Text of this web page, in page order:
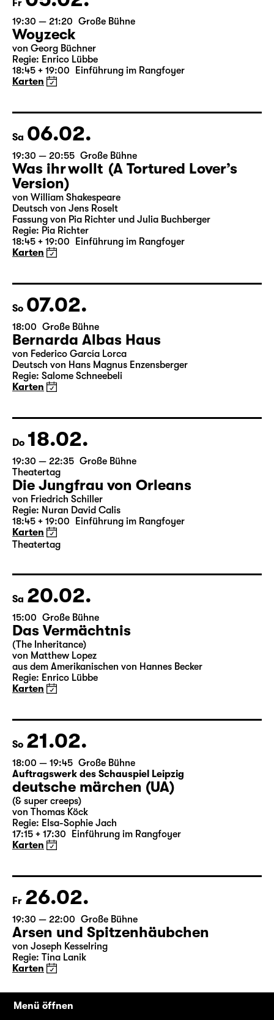
Fr 05.02.
19:30 — 21:20 Große Bühne
Woyzeck
18:45 + 19:00 Einführung im Rangfoyer
Karten
Sa 06.02.
19:30 — 20:55 Große Bühne
Was ihr wollt (A Tortured Lover’s
Version)
von William Shakespeare
Deutsch von Jens Roselt
18:45 + 19:00 Einführung im Rangfoyer
Karten
So 07.02.
18:00 Große Bühne
Bernarda Albas Haus
Regie: Salome Schneebeli
Karten
Do 18.02.
19:30 — 22:35 Große Bühne
Theatertag
Die Jungfrau von Orleans
von Friedrich Schiller
Karten
Theatertag
Sa 20.02.
15:00 Große Bühne
Das Vermächtnis
(The Inheritance)
Regie: Enrico Lübbe
Karten
So 21.02.
18:00 — 19:45 Große Bühne
Auftragswerk des Schauspiel Leipzig
deutsche märchen (UA)
(& super creeps)
17:15 + 17:30 Einführung im Rangfoyer
Karten
Fr 26.02.
19:30 — 22:00
Arsen und Spitzenhäubchen
von Joseph Kesselring
Regie: Tina Lanik
Menü öffnen